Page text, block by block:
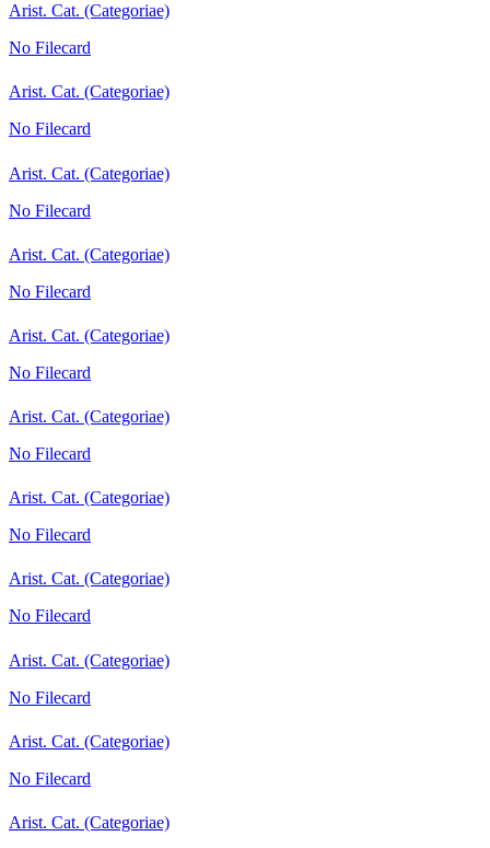
Arist. Cat. (Categoriae)
No Filecard
Arist. Cat. (Categoriae)
No Filecard
Arist. Cat. (Categoriae)
No Filecard
Arist. Cat. (Categoriae)
No Filecard
Arist. Cat. (Categoriae)
No Filecard
Arist. Cat. (Categoriae)
No Filecard
Arist. Cat. (Categoriae)
No Filecard
Arist. Cat. (Categoriae)
No Filecard
Arist. Cat. (Categoriae)
No Filecard
Arist. Cat. (Categoriae)
No Filecard
Arist. Cat. (Categoriae)